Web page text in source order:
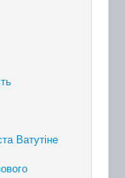
Ватутіне